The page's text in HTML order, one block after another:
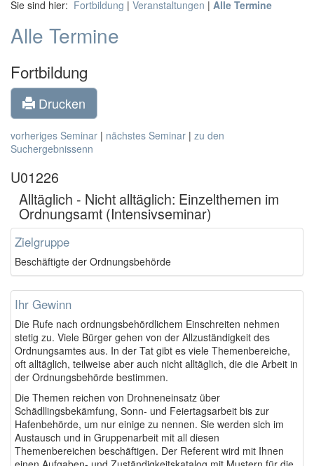
Sie sind hier: Fortbildung | Veranstaltungen | Alle Termine
Alle Termine
Fortbildung
Drucken
vorheriges Seminar | nächstes Seminar | zu den
Suchergebnissenn
U01226
Alltäglich - Nicht alltäglich: Einzelthemen im
Ordnungsamt (Intensivseminar)
Zielgruppe
Beschäftigte der Ordnungsbehörde
Ihr Gewinn
Die Rufe nach ordnungsbehördlichem Einschreiten nehmen
stetig zu. Viele Bürger gehen von der Allzuständigkeit des
Ordnungsamtes aus. In der Tat gibt es viele Themenbereiche,
oft alltäglich, teilweise aber auch nicht alltäglich, die die Arbeit in
der Ordnungsbehörde bestimmen.
Die Themen reichen von Drohneneinsatz über
Schädllingsbekämfung, Sonn- und Feiertagsarbeit bis zur
Hafenbehörde, um nur einige zu nennen. Sie werden sich im
Austausch und in Gruppenarbeit mit all diesen
Themenbereichen beschäftigen. Der Referent wird mit Ihnen